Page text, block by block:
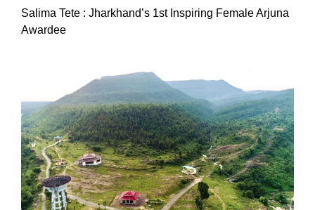
Salima Tete : Jharkhand’s 1st Inspiring Female Arjuna
Awardee